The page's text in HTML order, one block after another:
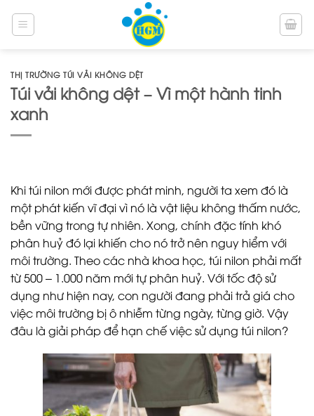
qua
THỊ TRƯỜNG TÚI VẢI KHÔNG DỆT
Túi vải không dệt – Vì một hành tinh
xanh
Khi túi nilon mới được phát minh, người ta xem đó là
một phát kiến vĩ đại vì nó là vật liệu không thấm nước,
bền vững trong tự nhiên. Xong, chính đặc tính khó
phân huỷ đó lại khiến cho nó trở nên nguy hiểm với
môi trường. Theo các nhà khoa học, túi nilon phải mất
từ 500 – 1.000 năm mới tự phân huỷ. Với tốc độ sử
dụng như hiện nay, con người đang phải trả giá cho
việc môi trường bị ô nhiễm từng ngày, từng giờ. Vậy
đâu là giải pháp để hạn chế việc sử dụng túi nilon?